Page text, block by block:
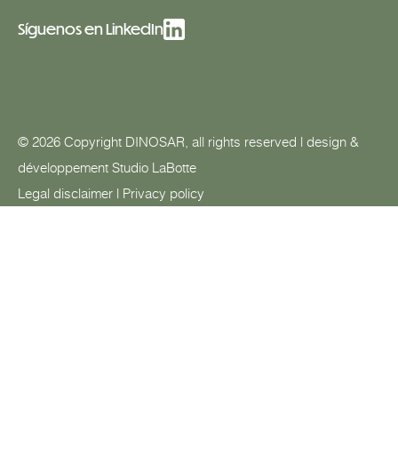
Síguenos en LinkedIn
© 2026 Copyright DINOSAR, all rights reserved | design &
développement Studio LaBotte
Legal disclaimer | Privacy policy